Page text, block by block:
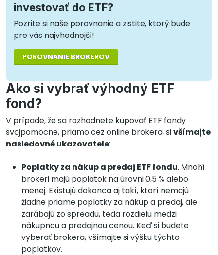
investovať do ETF?
Pozrite si naše porovnanie a zistite, ktorý bude
pre vás najvhodnejší!
POROVNANIE BROKEROV
Ako si vybrať výhodný ETF
fond?
V prípade, že sa rozhodnete kupovať ETF fondy
svojpomocne, priamo cez online brokera, sivšímajte
nasledovné ukazovatele:
Poplatky za nákup a predaj ETF fondu. Mnohí
brokeri majú poplatok na úrovni 0,5 % alebo
menej. Existujú dokonca aj takí, ktorí nemajú
žiadne priame poplatky za nákup a predaj, ale
zarábajú zo spreadu, teda rozdielu medzi
nákupnou a predajnou cenou. Keď si budete
vyberať brokera, všímajte si výšku týchto
poplatkov.